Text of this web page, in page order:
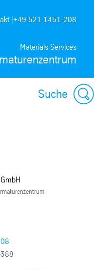
Materials Services
|+49 521 1451-208
Suche